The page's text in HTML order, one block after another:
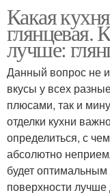
Какая
глянцевая.
лучше:
Данный вопрос не
вкусы у всех
плюсами, так и
отделки кухни
определиться, с
абсолютно
будет
поверхности лучше